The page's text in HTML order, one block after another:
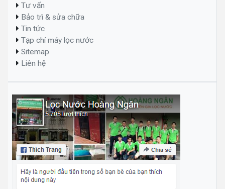
Tư vấn
Bảo trì & sửa chữa
Tin tức
Tạp chí máy lọc nước
Sitemap
Liên hệ